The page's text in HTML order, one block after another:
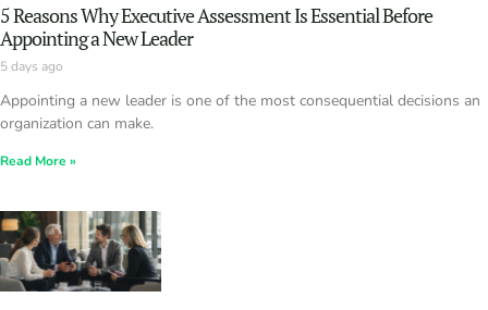
5 Reasons Why Executive Assessment Is Essential Before
Appointing a New Leader
5 days ago
Appointing a new leader is one of the most consequential decisions an
organization can make.
Read More »